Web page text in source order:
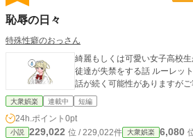
恥辱の日々
特殊性癖のおっさん
綺麗もしくは可愛い女子高校
徒達が失禁をする話 ルーレッ
話が続く可能性がありますが
大衆娯楽 連載中 短編
24h.ポイント 0pt
小説 229,022 位 / 229,022件 大衆娯楽 6,080